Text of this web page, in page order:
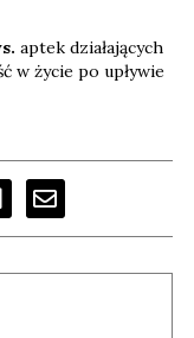
aptek działających
w życie po upływie